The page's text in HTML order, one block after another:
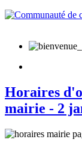
Horaires
mairie - 2